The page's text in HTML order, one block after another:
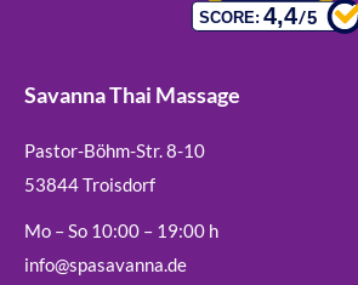
Savanna Thai Massage
Pastor-Böhm-Str. 8-10
53844 Troisdorf
Mo – So 10:00 – 19:00 h
info@spasavanna.de